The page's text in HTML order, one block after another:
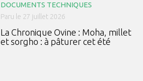
DOCUMENTS TECHNIQUES
Paru le 27 juillet 2026
La Chronique Ovine : Moha, millet
et sorgho : à pâturer cet été